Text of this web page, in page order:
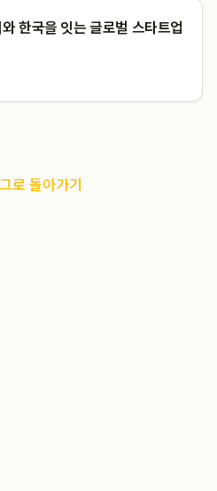
한국을 잇는 글로벌 스타트업
로 돌아가기